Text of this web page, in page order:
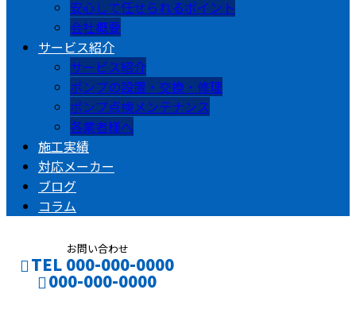
安心して任せられるポイント
会社概要
サービス紹介
サービス紹介
ポンプの設置・交換・修理
ポンプ点検メンテナンス
各業者様へ
施工実績
対応メーカー
ブログ
コラム
お問い合わせ
TEL 000-000-0000
000-000-0000